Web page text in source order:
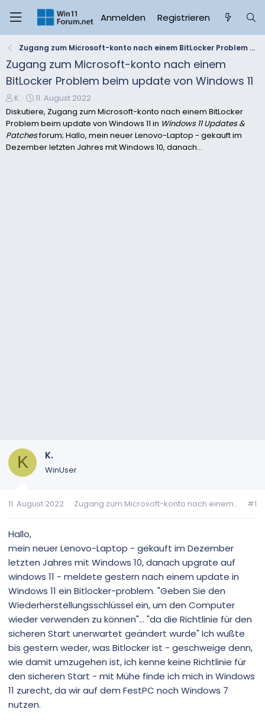
Anmelden Registrieren
Zugang zum Microsoft-konto nach einem BitLocker Problem beim update von Windows 11
Zugang zum Microsoft-konto nach einem
BitLocker Problem beim update von Windows 11
E
r
s
t
e
K.
E
r
s
t
e
11. August 2022
Diskutiere, Zugang zum Microsoft-konto nach einem BitLocker
Problem beim update von Windows 11 in Windows 11 Updates &
Patchesforum; Hallo, mein neuer Lenovo-Laptop - gekauft im
Dezember letzten Jahres mit Windows 10, danach...
K K.
WinUser
11. August 2022 Zugang zum Microsoft-konto nach einem... #1
Hallo,
mein neuer Lenovo-Laptop - gekauft im Dezember
letzten Jahres mit Windows 10, danach upgrate auf
windows 11 - meldete gestern nach einem update in
Windows 11 ein Bitlocker-problem. "Geben Sie den
Wiederherstellungsschlüssel ein, um den Computer
wieder verwenden zu können"... "da die Richtlinie für den
sicheren Start unerwartet geändert wurde" Ich wußte
bis gestern weder, was Bitlocker ist - geschweige denn,
wie damit umzugehen ist, ich kenne keine Richtlinie für
den sicheren Start - mit Mühe finde ich mich in Windows
11 zurecht, da wir auf dem FestPC noch Windows 7
nutzen.